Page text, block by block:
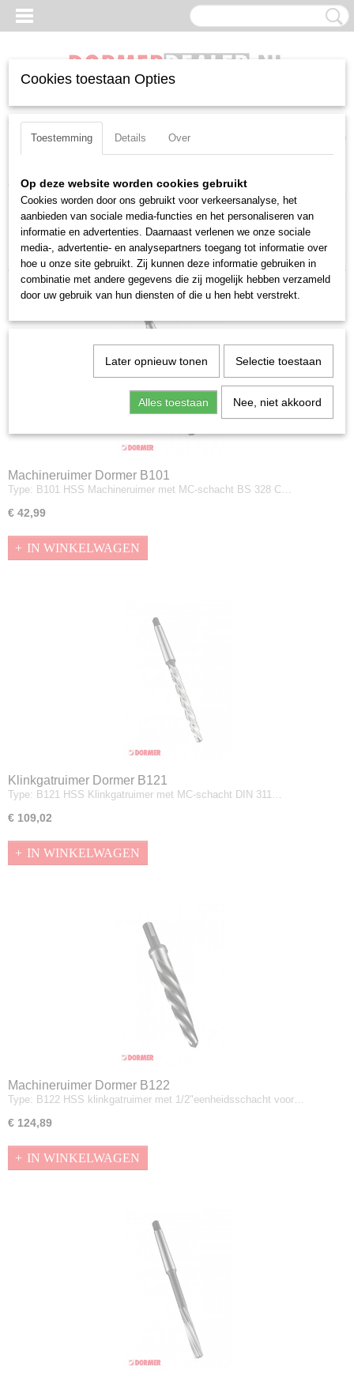
Inloggen Registreren UW WINKELWAGEN
Home >Ruimers>Machineruimers
Sorteer op:
Machineruimer Dormer B101
Type: B101 HSS Machineruimer met MC-schacht BS 328 C…
€ 42,99
IN WINKELWAGEN
Klinkgatruimer Dormer B121
Type: B121 HSS Klinkgatruimer met MC-schacht DIN 311…
€ 109,02
IN WINKELWAGEN
Machineruimer Dormer B122
Type: B122 HSS klinkgatruimer met 1/2"eenheidsschacht voor…
€ 124,89
IN WINKELWAGEN
Cookies toestaan Opties
Toestemming Details Over
Op deze website worden cookies gebruikt
Cookies worden door ons gebruikt voor verkeersanalyse, het
aanbieden van sociale media-functies en het personaliseren van
informatie en advertenties. Daarnaast verlenen we onze sociale
media-, advertentie- en analysepartners toegang tot informatie over
hoe u onze site gebruikt. Zij kunnen deze informatie gebruiken in
combinatie met andere gegevens die zij mogelijk hebben verzameld
door uw gebruik van hun diensten of die u hen hebt verstrekt.
Later opnieuw tonen Selectie toestaan
Alles toestaan Nee, niet akkoord